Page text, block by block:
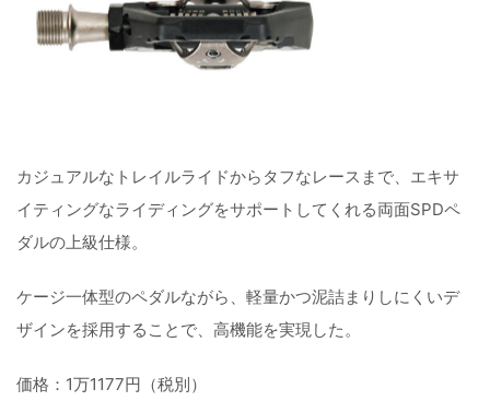
カジュアルなトレイルライドからタフなレースまで、エキサ
イティングなライディングをサポートしてくれる両面SPDペ
ダルの上級仕様。
ケージ一体型のペダルながら、軽量かつ泥詰まりしにくいデ
ザインを採用することで、高機能を実現した。
価格：1万1177円（税別）